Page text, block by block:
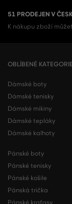
51 PRODEJEN V
K nákupu zboží
OBLÍBENÉ KATEGORIE
Dámské boty
Dámské tenisky
Dámské mikiny
Dámské tepláky
Dámské kalhoty
Pánské boty
Pánské tenisky
Pánské košile
Pánská trička
Pánské kraťasy